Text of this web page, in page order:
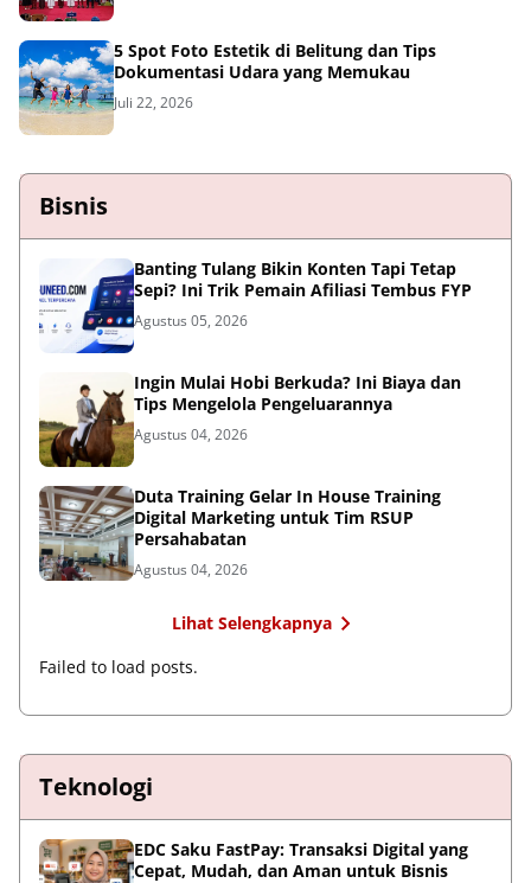
5 Spot Foto Estetik di Belitung dan Tips
Dokumentasi Udara yang Memukau
Juli 22, 2026
Bisnis
Banting Tulang Bikin Konten Tapi Tetap
Sepi? Ini Trik Pemain Afiliasi Tembus FYP
Agustus 05, 2026
Ingin Mulai Hobi Berkuda? Ini Biaya dan
Tips Mengelola Pengeluarannya
Agustus 04, 2026
Duta Training Gelar In House Training
Digital Marketing untuk Tim RSUP
Persahabatan
Agustus 04, 2026
Lihat Selengkapnya
Failed to load posts.
Teknologi
EDC Saku FastPay: Transaksi Digital yang
Cepat, Mudah, dan Aman untuk Bisnis